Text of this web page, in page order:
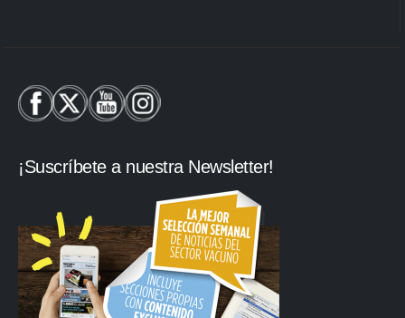
¡Suscríbete a nuestra Newsletter!